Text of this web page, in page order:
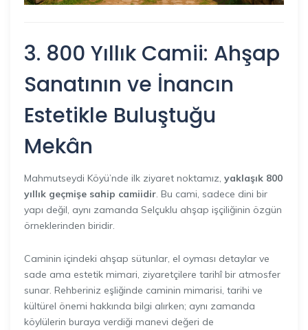
3. 800 Yıllık Camii: Ahşap
Sanatının ve İnancın
Estetikle Buluştuğu
Mekân
Mahmutseydi Köyü’nde ilk ziyaret noktamız, yaklaşık 800
yıllık geçmişe sahip camiidir . Bu cami, sadece dini bir
yapı değil, aynı zamanda Selçuklu ahşap işçiliğinin özgün
örneklerinden biridir.
Caminin içindeki ahşap sütunlar, el oyması detaylar ve
sade ama estetik mimari, ziyaretçilere tarihî bir atmosfer
sunar. Rehberiniz eşliğinde caminin mimarisi, tarihi ve
kültürel önemi hakkında bilgi alırken; aynı zamanda
köylülerin buraya verdiği manevi değeri de